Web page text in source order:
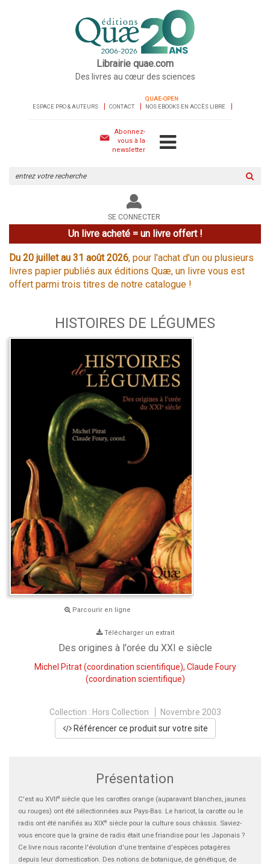
Librairie quae.com
Des livres au cœur des sciences
ESPACE PRO & AUTEURS CONTACT
QUAE-OPEN
NOS EBOOKS EN ACCÈS LIBRE
Abonnez-
vous à la
newsletter
le
site
SE CONNECTER
Un livre acheté = un livre offert !
Du 20 juillet au 31 août 2026, pour l'achat d'un ou plusieurs
livres papier publiés aux éditions Quæ, un livre vous est
offert parmi trois titres de notre catalogue !
HISTOIRES DE LÉGUMES
Parcourir en ligne
Télécharger un extrait
Des origines à l'orée du XXI e siècle
Michel Pitrat(coordination scientifique), Claude Foury
(coordination scientifique)
Collection : Hors Collection
Novembre 2003
Référencer ce produit sur votre site
Présentation
C'est au XVIIe siècle que les carottes orange (auparavant blanches, jaunes
ou rouges) ont été sélectionnées aux Pays-Bas. Le haricot, la carotte ou le
radis ont été nanifiés au XIXe siècle pour la culture sous châssis. Saviez-
vous encore que la graine de radis était une friandise pour les Japonais ?
Ce livre nous raconte l'évolution d'une trentaine d'espèces potagères
depuis leur domestication. Des notions de botanique, de génétique, de